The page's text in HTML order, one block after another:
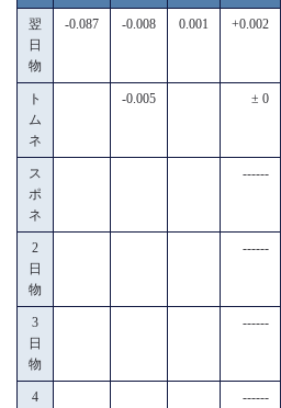
翌
日
物
-0.087 -0.008 0.001 +0.002
ト
ム
ネ
-0.005 ± 0
ス
ポ
ネ
------
2
日
物
------
3
日
物
------
4
------